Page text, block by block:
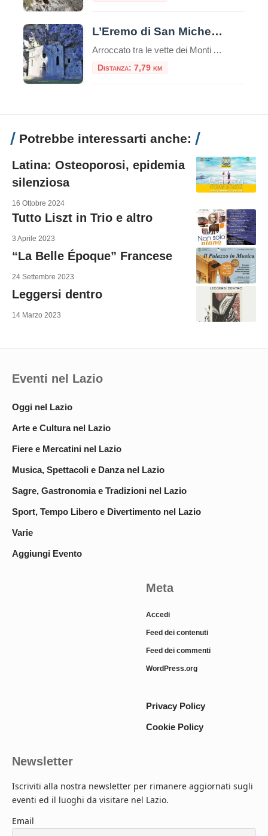
L’Eremo di San Michele a Formia: tra storia, natura e mistero
Arroccato tra le vette dei Monti Aurunci, l’Eremo di San Michele a Formia è un luogo di rara bellezza e profonda spiritualità. Questo antico santuario rupestre, scavato nella roccia, rappresenta una meta suggestiva sia per gli amanti della natura che per i pellegrini alla ricerca di un luogo di raccoglimento. Il panorama mozzafiato che si […]
Distanza: 7,79 km
Potrebbe interessarti anche:
Latina: Osteoporosi, epidemia
silenziosa
16 Ottobre 2024
Tutto Liszt in Trio e altro
3 Aprile 2023
“La Belle Époque” Francese
24 Settembre 2023
Leggersi dentro
14 Marzo 2023
Eventi nel Lazio
Oggi nel Lazio
Arte e Cultura nel Lazio
Fiere e Mercatini nel Lazio
Musica, Spettacoli e Danza nel Lazio
Sagre, Gastronomia e Tradizioni nel Lazio
Sport, Tempo Libero e Divertimento nel Lazio
Varie
Aggiungi Evento
Meta
Accedi
Feed dei contenuti
Feed dei commenti
WordPress.org
Privacy Policy
Cookie Policy
Newsletter
Iscriviti alla nostra newsletter per rimanere aggiornati sugli
eventi ed il luoghi da visitare nel Lazio.
Email